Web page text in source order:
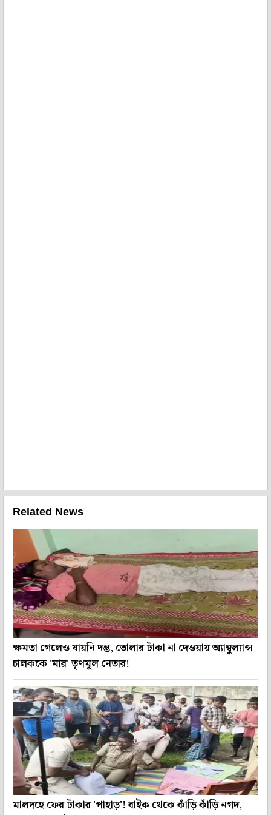
Related News
ক্ষমতা গেলেও যায়নি দম্ভ, তোলার টাকা না দেওয়ায় অ্যাম্বুল্যান্স
চালককে 'মার' তৃণমূল নেতার!
মালদহে ফের টাকার 'পাহাড়'! বাইক থেকে কাঁড়ি কাঁড়ি নগদ,